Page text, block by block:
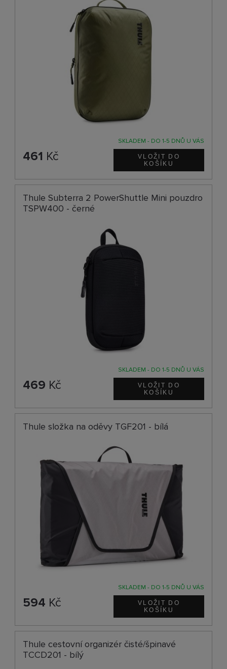
SKLADEM - DO 1-5 DNŮ U VÁS
461 Kč
Thule Subterra 2 PowerShuttle Mini pouzdro
TSPW400 - černé
SKLADEM - DO 1-5 DNŮ U VÁS
469 Kč
Thule složka na oděvy TGF201 - bílá
SKLADEM - DO 1-5 DNŮ U VÁS
594 Kč
Thule cestovní organizér čisté/špinavé
TCCD201 - bílý